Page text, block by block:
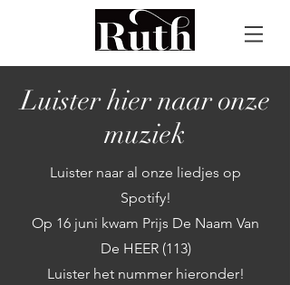
Luister hier naar onze
muziek
Luister naar al onze liedjes op
Spotify!
Op 16 juni kwam Prijs De Naam Van
De HEER (113)
Luister het nummer hieronder!